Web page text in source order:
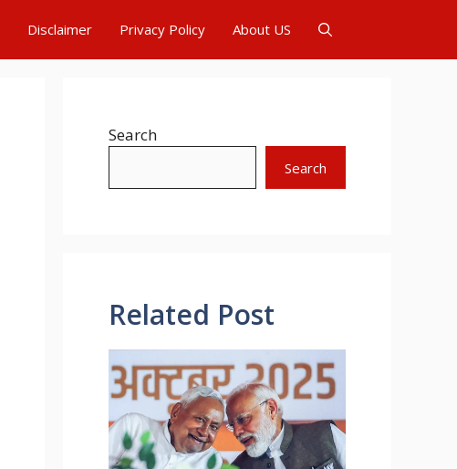
Disclaimer Privacy Policy About US
Search
Search
Related Post